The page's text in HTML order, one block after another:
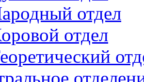
отдел
отдел